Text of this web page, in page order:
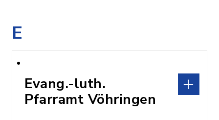
E
Evang.-luth.
Pfarramt Vöhringen